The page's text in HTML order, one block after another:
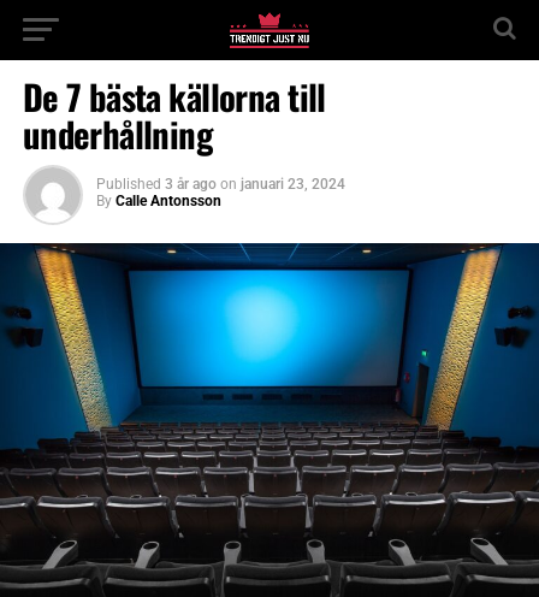
De 7 bästa källorna till
underhållning
Published 3 år ago on januari 23, 2024
By Calle Antonsson